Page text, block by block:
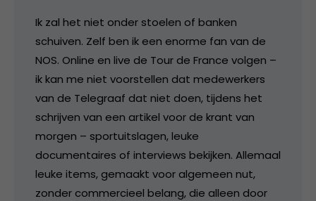
Ik zal het niet onder stoelen of banken
schuiven. Zelf ben ik een enorme fan van de
NOS. Online en live de Tour de France volgen –
ik kan me niet voorstellen dat medewerkers
van de Telegraaf dat niet doen, tijdens het
schrijven van een artikel voor de krant van
morgen – sportuitslagen, leuke
documentaires of interviews bekijken. Allemaal
leuke items, gemaakt voor algemeen nut,
zonder commercieel belang, die alleen door